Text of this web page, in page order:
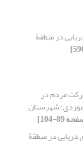
در منطقۀ
مردم در
موردی: شهرستان
دریایی در منطقۀ